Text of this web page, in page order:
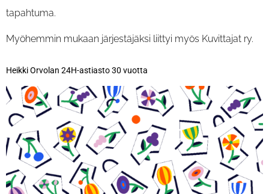
tapahtuma.
Myöhemmin mukaan järjestäjäksi liittyi myös Kuvittajat ry.
Heikki Orvolan 24H-astiasto 30 vuotta